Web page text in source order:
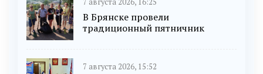
В Брянске провели
традиционный пятничник
7 августа 2026, 15:52